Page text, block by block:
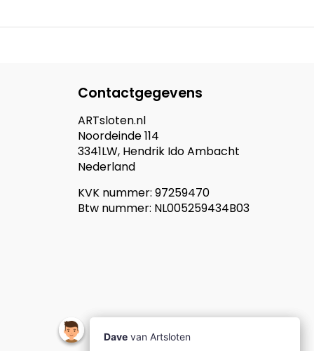
Contactgegevens
ARTsloten.nl
Noordeinde 114
3341LW, Hendrik Ido Ambacht
Nederland
KVK nummer: 97259470
Btw nummer: NL005259434B03